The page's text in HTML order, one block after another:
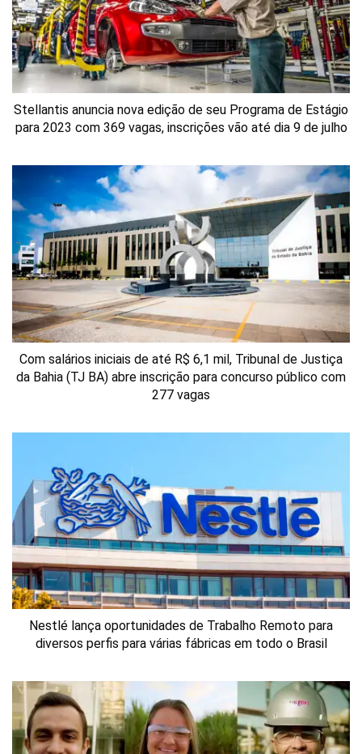
Stellantis anuncia nova edição de seu Programa de Estágio
para 2023 com 369 vagas, inscrições vão até dia 9 de julho
Com salários iniciais de até R$ 6,1 mil, Tribunal de Justiça
da Bahia (TJ BA) abre inscrição para concurso público com
277 vagas
Nestlé lança oportunidades de Trabalho Remoto para
diversos perfis para várias fábricas em todo o Brasil